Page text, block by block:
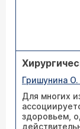
Гришунина О.
Для многих
здоровьем,